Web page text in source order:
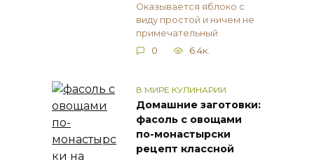
Оказывается яблоко с
виду простой и ничем не
примечательный
0
6.4к.
В МИРЕ КУЛИНАРИИ
Домашние заготовки:
фасоль с овощами
по-монастырски
рецепт классной